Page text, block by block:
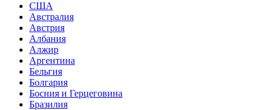
США
Австралия
Австрия
Албания
Алжир
Аргентина
Бельгия
Болгария
Босния и Герцеговина
Бразилия